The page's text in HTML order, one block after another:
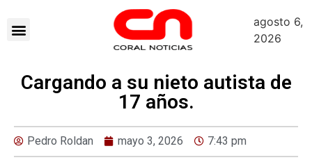
agosto 6,
2026
Cargando a su nieto autista de
17 años.
Pedro Roldan mayo 3, 2026 7:43 pm